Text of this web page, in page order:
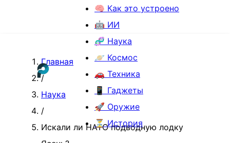
🧠 Как это устроено
🤖 ИИ
🧬 Наука
🪐 Космос
🚗 Техника
📱 Гаджеты
🚀 Оружие
⏳ История
Главная
/
Наука
/
Искали ли НАТО подводную лодку